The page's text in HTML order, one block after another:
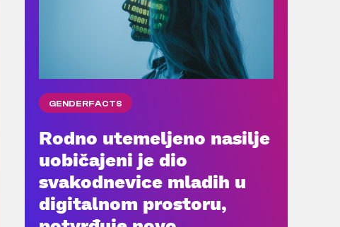
GENDERFACTS
Rodno utemeljeno nasilje
uobičajeni je dio
svakodnevice mladih u
digitalnom prostoru,